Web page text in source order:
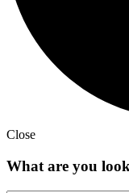
Close
What are you